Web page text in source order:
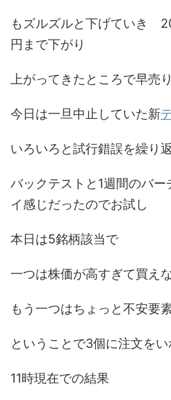
もズルズルと下げていき
円まで下がり
上がってきたところで早
今日は一旦中止していた新
いろいろと試行錯誤を繰り
バックテストと1週間のバー
イ感じだったのでお試し
本日は5銘柄該当で
一つは株価が高すぎて買え
もう一つはちょっと不安要
ということで3個に注文をい
11時現在での結果